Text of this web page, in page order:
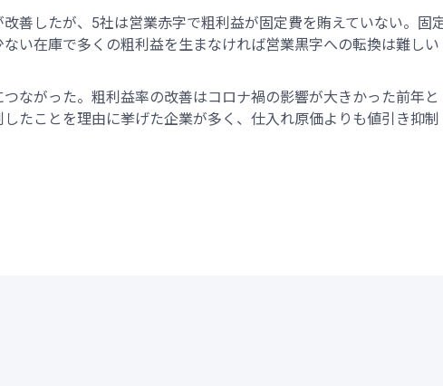
善したが、5社は営業赤字で粗利益が固定費を賄えていない。固
い在庫で多くの粗利益を生まなければ営業黒字への転換は難しい
ながった。粗利益率の改善はコロナ禍の影響が大きかった前年と
たことを理由に挙げた企業が多く、仕入れ原価よりも値引き抑制